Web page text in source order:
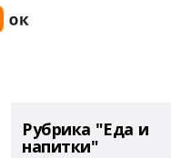
Рубрика "Еда и
напитки"